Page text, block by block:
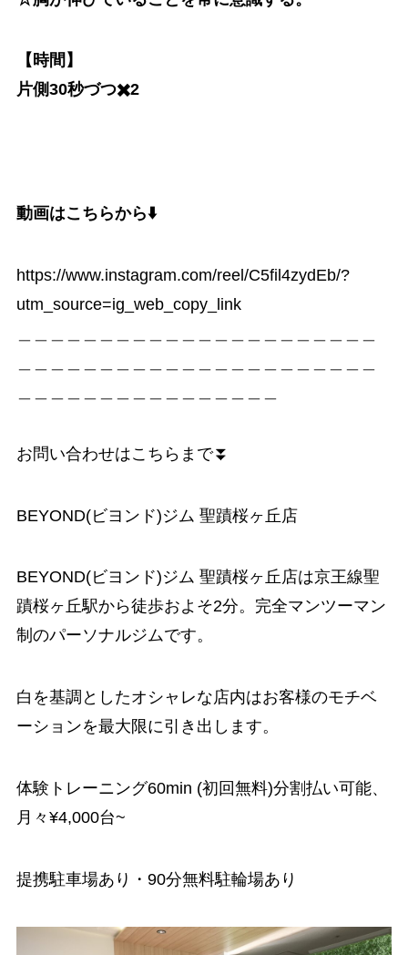
【時間】
片側30秒づつ✖️2
動画はこちらから⬇️
https://www.instagram.com/reel/C5fil4zydEb/?
utm_source=ig_web_copy_link
お問い合わせはこちらまで⏬
BEYOND(ビヨンド)ジム 聖蹟桜ヶ丘店
BEYOND(ビヨンド)ジム 聖蹟桜ヶ丘店は京王線聖
蹟桜ヶ丘駅から徒歩およそ2分。完全マンツーマン
制のパーソナルジムです。
白を基調としたオシャレな店内はお客様のモチベ
ーションを最大限に引き出します。
体験トレーニング60min (初回無料)分割払い可能、
月々¥4,000台~
提携駐車場あり・90分無料駐輪場あり